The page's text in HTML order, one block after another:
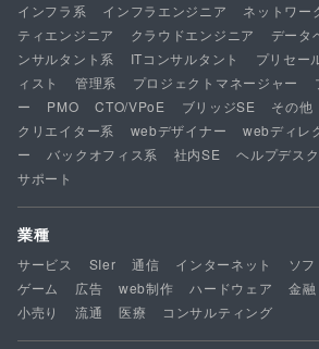
インフラ系
インフラエンジニア ネットワー
ティエンジニア
クラウドエンジニア データ
ンサルタント系
ITコンサルタント プリセー
ィスト
管理系 プロジェクトマネージャー
ー
PMO CTO/VPoE ブリッジSE その他
クリエイター系
webデザイナー webディレ
ー
バックオフィス系 社内SE ヘルプデスク
サポート
業種
サービス SIer 通信 インターネット ソ
ゲーム
広告 web制作 ハードウェア 金
小売り
流通 医療 コンサルティング